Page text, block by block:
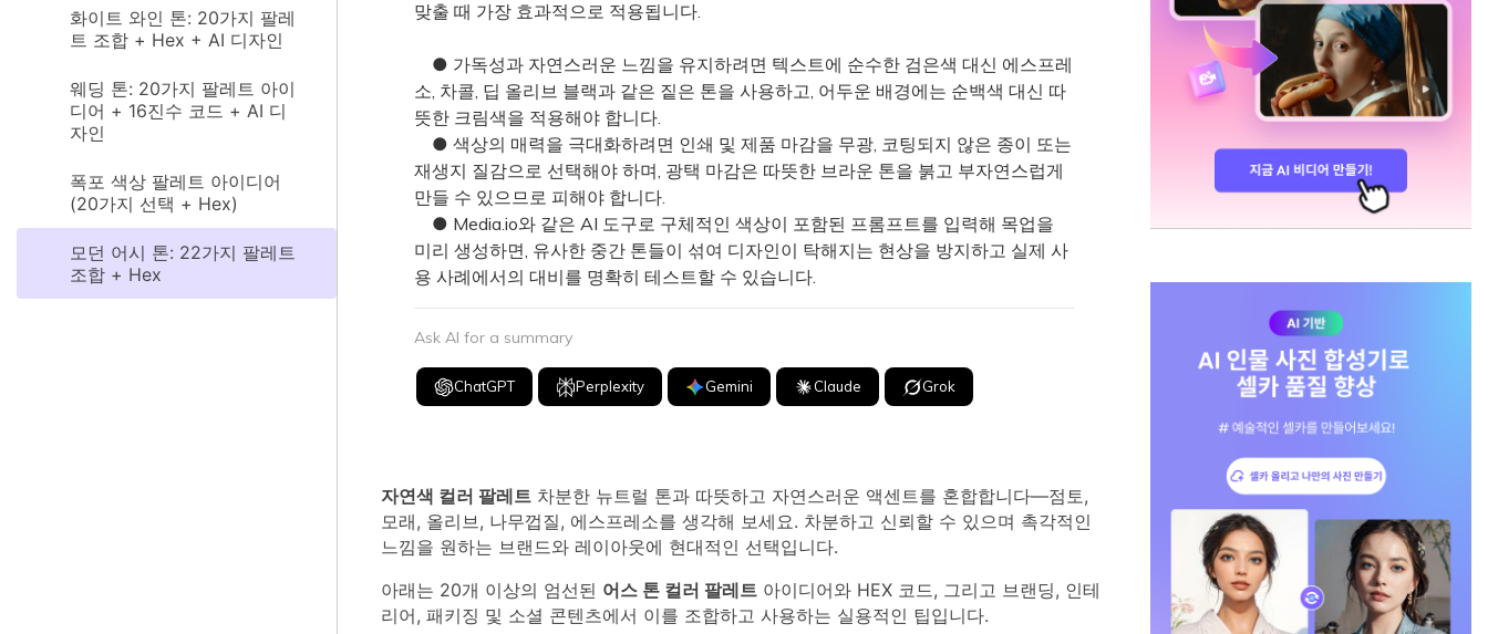
화이트 와인 톤: 20가지 팔레
트 조합 + Hex + AI 디자인
웨딩 톤: 20가지 팔레트 아이
디어 + 16진수 코드 + AI 디
자인
폭포 색상 팔레트 아이디어
(20가지 선택 + Hex)
모던 어시 톤: 22가지 팔레트
조합 + Hex
맞출 때 가장 효과적으로 적용됩니다.
● 가독성과 자연스러운 느낌을 유지하려면 텍스트에 순수한 검은색 대신 에스프레
소, 차콜, 딥 올리브 블랙과 같은 짙은 톤을 사용하고, 어두운 배경에는 순백색 대신 따
뜻한 크림색을 적용해야 합니다.
● 색상의 매력을 극대화하려면 인쇄 및 제품 마감을 무광, 코팅되지 않은 종이 또는
재생지 질감으로 선택해야 하며, 광택 마감은 따뜻한 브라운 톤을 붉고 부자연스럽게
만들 수 있으므로 피해야 합니다.
● Media.io와 같은 AI 도구로 구체적인 색상이 포함된 프롬프트를 입력해 목업을
미리 생성하면, 유사한 중간 톤들이 섞여 디자인이 탁해지는 현상을 방지하고 실제 사
용 사례에서의 대비를 명확히 테스트할 수 있습니다.
Ask AI for a summary
ChatGPT Perplexity Gemini Claude Grok
자연색 컬러 팔레트차분한 뉴트럴 톤과 따뜻하고 자연스러운 액센트를 혼합합니다—점토,
모래, 올리브, 나무껍질, 에스프레소를 생각해 보세요. 차분하고 신뢰할 수 있으며 촉각적인
느낌을 원하는 브랜드와 레이아웃에 현대적인 선택입니다.
아래는 20개 이상의 엄선된 어스 톤 컬러 팔레트아이디어와 HEX 코드, 그리고 브랜딩, 인테
리어, 패키징 및 소셜 콘텐츠에서 이를 조합하고 사용하는 실용적인 팁입니다.